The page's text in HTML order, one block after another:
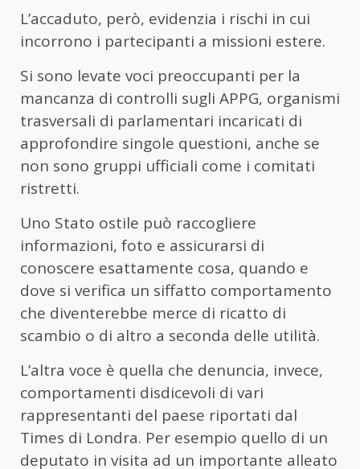
L’accaduto, però, evidenzia i rischi in cui
incorrono i partecipanti a missioni estere.
Si sono levate voci preoccupanti per la
mancanza di controlli sugli APPG, organismi
trasversali di parlamentari incaricati di
approfondire singole questioni, anche se
non sono gruppi ufficiali come i comitati
ristretti.
Uno Stato ostile può raccogliere
informazioni, foto e assicurarsi di
conoscere esattamente cosa, quando e
dove si verifica un siffatto comportamento
che diventerebbe merce di ricatto di
scambio o di altro a seconda delle utilità.
L’altra voce è quella che denuncia, invece,
comportamenti disdicevoli di vari
rappresentanti del paese riportati dal
Times di Londra. Per esempio quello di un
deputato in visita ad un importante alleato